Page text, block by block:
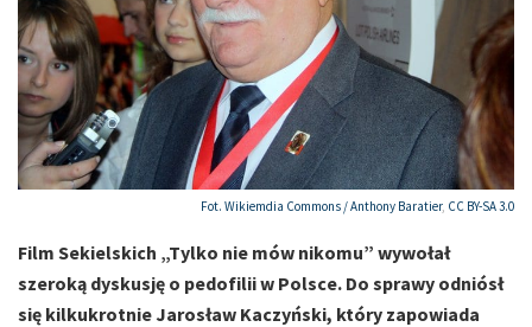
Fot. Wikiemdia Commons /Anthony Baratier, CC BY-SA 3.0
Film Sekielskich „Tylko nie mów nikomu” wywołał
szeroką dyskusję o pedofilii w Polsce. Do sprawy odniósł
się kilkukrotnie Jarosław Kaczyński, który zapowiada